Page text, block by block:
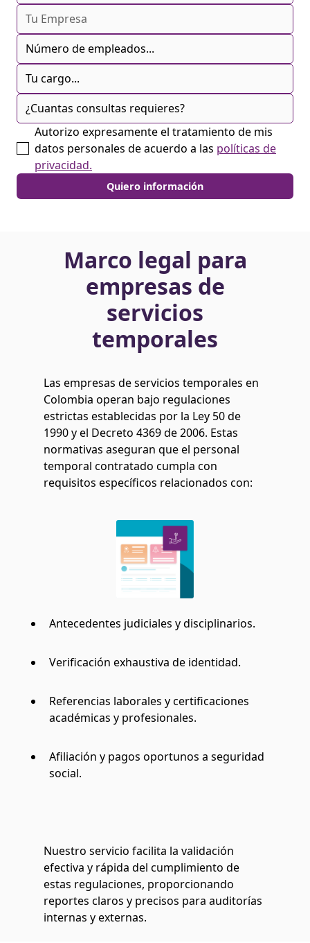
Autorizo expresamente el tratamiento de mis
datos personales de acuerdo a las políticas de
privacidad.
Marco legal para
empresas de
servicios
temporales
Las empresas de servicios temporales en
Colombia operan bajo regulaciones
estrictas establecidas por la Ley 50 de
1990 y el Decreto 4369 de 2006. Estas
normativas aseguran que el personal
temporal contratado cumpla con
requisitos específicos relacionados con:
Antecedentes judiciales y disciplinarios.
Verificación exhaustiva de identidad.
Referencias laborales y certificaciones
académicas y profesionales.
Afiliación y pagos oportunos a seguridad
social.
Nuestro servicio facilita la validación
efectiva y rápida del cumplimiento de
estas regulaciones, proporcionando
reportes claros y precisos para auditorías
internas y externas.